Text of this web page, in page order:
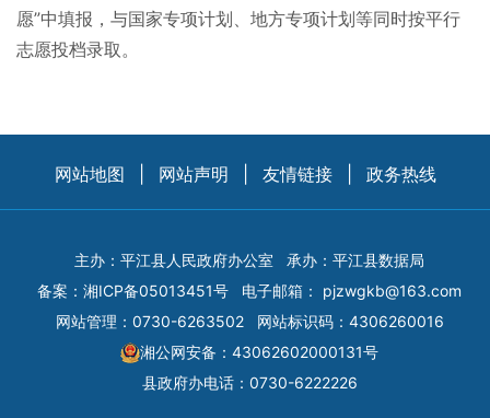
愿”中填报，与国家专项计划、地方专项计划等同时按平行
志愿投档录取。
网站地图 网站声明 友情链接 政务热线
主办：平江县人民政府办公室
承办：平江县数据局
备案： 湘ICP备05013451号 电子邮箱： pjzwgkb@163.com
网站管理：0730-6263502
网站标识码：4306260016
湘公网安备：43062602000131号
县政府办电话：0730-6222226